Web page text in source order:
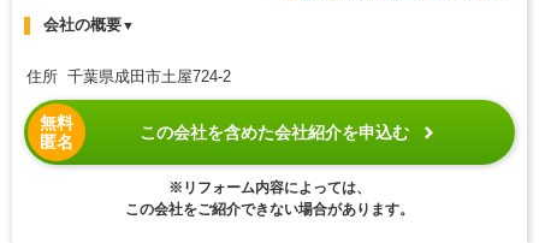
会社の概要▼
住所 千葉県成田市土屋724-2
無料
匿名
この会社を含めた会社紹介を申込む
※リフォーム内容によっては、
この会社をご紹介できない場合があります。